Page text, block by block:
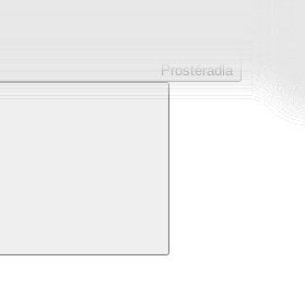
Prostěradla